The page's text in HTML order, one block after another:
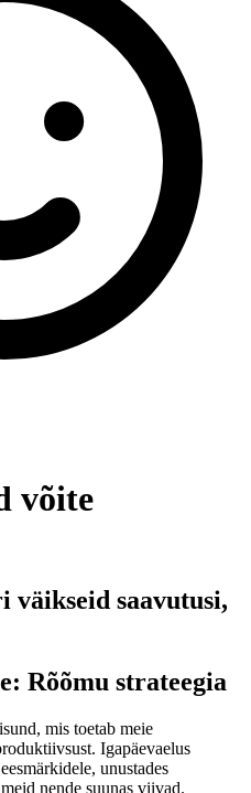
võite
väikseid saavutusi,
Rõõmu strateegia
mis toetab meie
Igapäevaelus
unustades
nende suunas viivad.